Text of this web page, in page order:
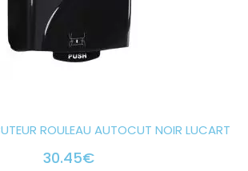
ROULEAU AUTOCUT NOIR LUCART
30.45€